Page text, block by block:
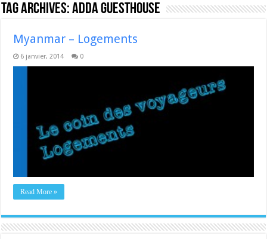
Tag Archives:adda guesthouse
Myanmar – Logements
6 janvier, 2014 0
Read More »